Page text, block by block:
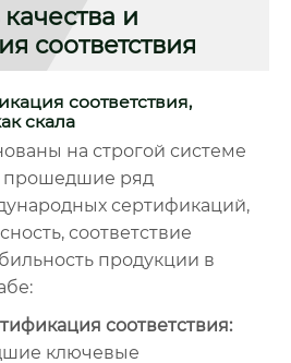
и
соответствия
соответствия,
скала
на строгой системе
прошедшие ряд
сертификаций,
соответствие
продукции в
соответствия:
ключевые